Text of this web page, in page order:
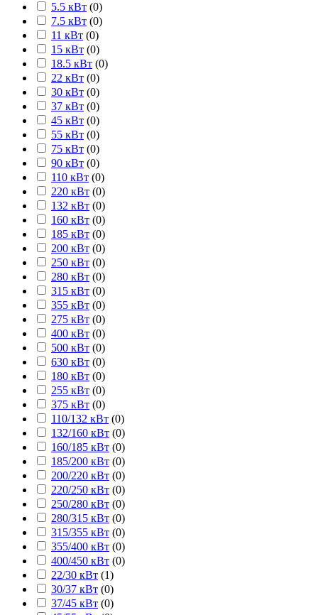
5.5 кВт (0)
7.5 кВт (0)
11 кВт (0)
15 кВт (0)
18.5 кВт (0)
22 кВт (0)
30 кВт (0)
37 кВт (0)
45 кВт (0)
55 кВт (0)
75 кВт (0)
90 кВт (0)
110 кВт (0)
220 кВт (0)
132 кВт (0)
160 кВт (0)
185 кВт (0)
200 кВт (0)
250 кВт (0)
280 кВт (0)
315 кВт (0)
355 кВт (0)
275 кВт (0)
400 кВт (0)
500 кВт (0)
630 кВт (0)
180 кВт (0)
255 кВт (0)
375 кВт (0)
110/132 кВт (0)
132/160 кВт (0)
160/185 кВт (0)
185/200 кВт (0)
200/220 кВт (0)
220/250 кВт (0)
250/280 кВт (0)
280/315 кВт (0)
315/355 кВт (0)
355/400 кВт (0)
400/450 кВт (0)
22/30 кВт (1)
30/37 кВт (0)
37/45 кВт (0)